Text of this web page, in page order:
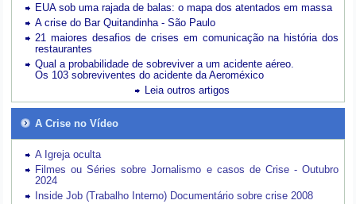
EUA sob uma rajada de balas: o mapa dos atentados em massa
A crise do Bar Quitandinha - São Paulo
21 maiores desafios de crises em comunicação na história dos
restaurantes
Qual a probabilidade de sobreviver a um acidente aéreo.
Os 103 sobreviventes do acidente da Aeroméxico
Leia outros artigos
A Crise no Vídeo
A Igreja oculta
Filmes ou Séries sobre Jornalismo e casos de Crise - Outubro
2024
Inside Job (Trabalho Interno) Documentário sobre crise 2008